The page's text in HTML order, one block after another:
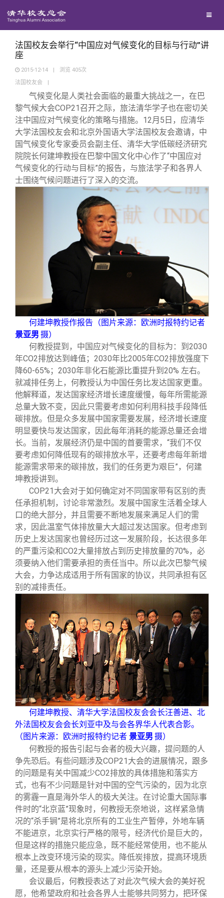
地区联络
年级联络
院系校友工作
专业委员会
兴趣群体
西南联大校友会
回馈母校
捐赠项目
捐赠新闻
捐赠纪事
捐赠方法
义工计划
媒体平台
《清华校友通讯》
《水木清华》
我要订阅
新媒体平台
百年清华
清华人物
清华故事
青春风采
校友文苑
校友讲坛
校友服务
终身学习
信息化服务
三创大赛
实用信息
校友总会
总会简介
会长致辞
总会章程
制度法规
联系我们
法国校友会举行“中国应对气候变化的目标与行动”讲
座
2015-12-14 | 浏览 405次
法国校友会
|
气候变化是人类社会面临的最重大挑战之一，在巴
黎气候大会COP21召开之际，旅法清华学子也在密切关
注中国应对气候变化的策略与措施。12月5日，应清华
大学法国校友会和北京外国语大学法国校友会邀请，中
国气候变化专家委员会副主任、清华大学低碳经济研究
院院长何建坤教授在巴黎中国文化中心作了“中国应对
气候变化的行动与目标”的报告，与旅法学子和各界人
士围绕气候问题进行了深入的交流。
何建坤教授作报告（图片来源：欧洲时报特约记者
景亚男 摄）
何教授提到，中国应对气候变化的目标为：到2030
年CO2排放达到峰值；2030年比2005年CO2排放强度下
降60-65%；2030年非化石能源比重提升到20% 左右。
就减排任务上，何教授认为中国任务比发达国家更重。
他解释道，发达国家经济增长速度缓慢，每年所需能源
总量大致不变，因此只需要考虑如何利用科技手段降低
碳排放。但是众多发展中国家需要发展，经济增长速度
明显要快与发达国家，因此每年消耗的能源总量还会增
长。当前，发展经济仍是中国的首要需求，“我们不仅
要考虑如何降低现有的碳排放水平，还要考虑每年新增
能源需求带来的碳排放，我们的任务更为艰巨”，何建
坤教授讲到。
COP21 大会对于如何确定对不同国家带有区别的责
任承担机制，讨论非常激烈。发展中国家生活着全球人
口的绝大部分，并且需要不断地发展来满足人们的需
求，因此温室气体排放量大大超过发达国家。但考虑到
历史上发达国家也曾经历过这一发展阶段，长达很多年
的严重污染和CO2大量排放占到历史排放量的70%，必
须要纳入他们需要承担的责任当中。所以此次巴黎气候
大会，力争达成适用于所有国家的协议，共同承担有区
别的减排责任。
何建坤教授、清华大学法国校友会会长汪善进、北
外法国校友会会长刘亚中及与会各界华人代表合影。
（图片来源：欧洲时报特约记者 景亚男 摄）
何教授的报告引起与会者的极大兴趣，提问题的人
争先恐后。有些问题涉及COP21大会的进展情况，跟多
的问题是有关中国减少CO2排放的具体措施和落实方
式，也有不少问题是针对中国的空气污染的，因为北京
的雾霾一直是海外华人的极大关注。在讨论重大国际事
件时的“北京蓝”现象时，何教授无奈地说，这样紧急情
况的“杀手锏”是将北京所有的工业生产暂停，外地车辆
不能进京，北京实行严格的限号，经济代价是巨大的，
但是这样的措施只能应急，既不能经常使用，也不能从
根本上改变环境污染的现实。降低炭排放，提高环境质
量，还是要从根本的源头上减少污染开始。
会议最后，何教授表达了对此次气候大会的美好祝
愿，他希望政府和社会各界人士能够共同努力，把环保